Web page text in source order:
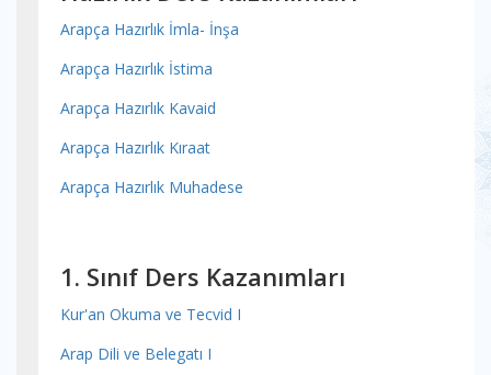
Arapça Hazırlık İmla- İnşa
Arapça Hazırlık İstima
Arapça Hazırlık Kavaid
Arapça Hazırlık Kıraat
Arapça Hazırlık Muhadese
1. Sınıf Ders Kazanımları
Kur'an Okuma ve Tecvid I
Arap Dili ve Belegatı I